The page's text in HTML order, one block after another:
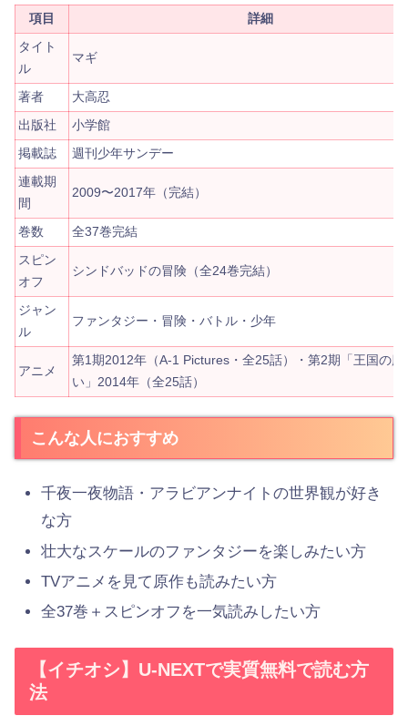
項目 詳細
タイト
ル
マギ
著者 大高忍
出版社 小学館
掲載誌 週刊少年サンデー
連載期
間
2009〜2017年（完結）
巻数 全37巻完結
スピン
オフ
シンドバッドの冒険（全24巻完結）
ジャン
ル
ファンタジー・冒険・バトル・少年
アニメ
第1期2012年（A-1 Pictures・全25話）・第2期「王国の魔
い」2014年（全25話）
こんな人におすすめ
千夜一夜物語・アラビアンナイトの世界観が好き
な方
壮大なスケールのファンタジーを楽しみたい方
TVアニメを見て原作も読みたい方
全37巻＋スピンオフを一気読みしたい方
【イチオシ】U-NEXTで実質無料で読む方
法